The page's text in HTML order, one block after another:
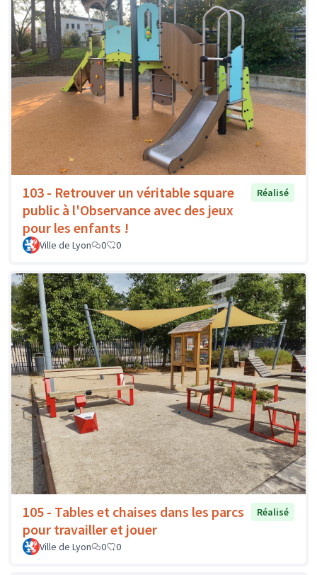
103 - Retrouver un véritable square
public à l'Observance avec des jeux
pour les enfants !
Réalisé
Ville de Lyon 0 0
105 - Tables et chaises dans les parcs
pour travailler et jouer
Réalisé
Ville de Lyon 0 0